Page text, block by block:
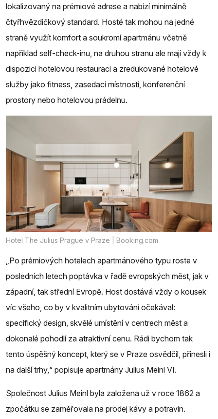
lokalizovaný na prémiové adrese a nabízí minimálně
čtyřhvězdičkový standard. Hosté tak mohou na jedné
straně využít komfort a soukromí apartmánu včetně
například self-check-inu, na druhou stranu ale mají vždy k
dispozici hotelovou restauraci a zredukované hotelové
služby jako fitness, zasedací místnosti, konferenční
prostory nebo hotelovou prádelnu.
Hotel The Julius Prague v Praze | Booking.com
„Po prémiových hotelech apartmánového typu roste v
posledních letech poptávka v řadě evropských měst, jak v
západní, tak střední Evropě. Host dostává vždy o kousek
víc všeho, co by v kvalitním ubytování očekával:
specifický design, skvělé umístění v centrech měst a
dokonalé pohodlí za atraktivní cenu. Rádi bychom tak
tento úspěšný koncept, který se v Praze osvědčil, přinesli i
na další trhy,“ popisuje apartmány Julius Meinl VI.
Společnost Julius Meinl byla založena už v roce 1862 a
zpočátku se zaměřovala na prodej kávy a potravin.